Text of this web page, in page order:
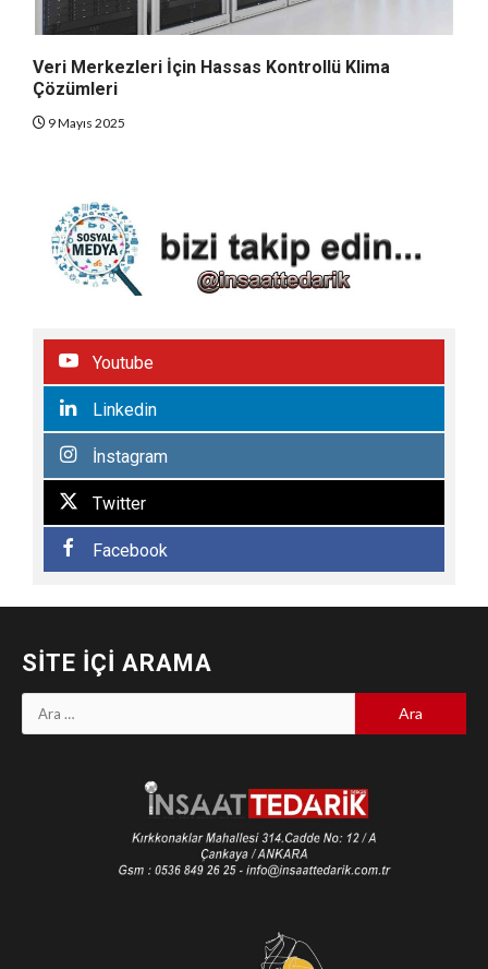
Veri Merkezleri İçin Hassas Kontrollü Klima
Çözümleri
9 Mayıs 2025
Youtube
Linkedin
İnstagram
Twitter
Facebook
SITE İÇI ARAMA
Arama: